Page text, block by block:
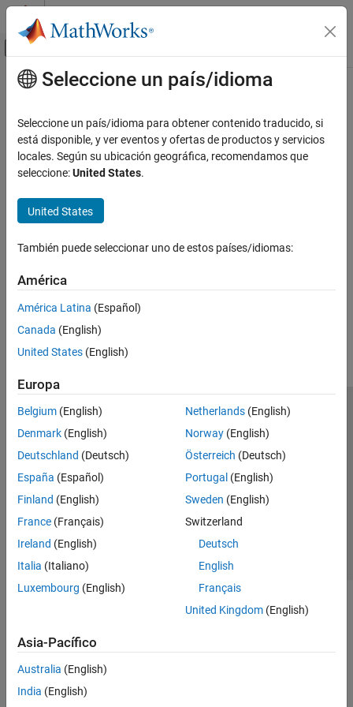
Saltar al contenido
Mostrar/ocultar menú de navegación
Inicio de Documentación
Contenido principal
How useful was this information?
Seleccione un país/idioma
Seleccione un país/idioma para obtener contenido traducido, si
está disponible, y ver eventos y ofertas de productos y servicios
locales. Según su ubicación geográfica, recomendamos que
seleccione:United States.
United States
También puede seleccionar uno de estos países/idiomas:
América
América Latina (Español)
Canada (English)
United States (English)
Europa
Belgium (English)
Denmark (English)
Deutschland (Deutsch)
España (Español)
Finland (English)
France (Français)
Ireland (English)
Italia (Italiano)
Luxembourg (English)
Netherlands(English)
Norway(English)
Österreich (Deutsch)
Portugal (English)
Sweden (English)
Switzerland
Deutsch
English
Français
United Kingdom(English)
Asia-Pacífico
Australia (English)
India (English)
Centro de confianza
Marcas comerciales
Política de privacidad
Antipiratería
Estado de las aplicaciones
Información de contacto
© 1994-2026 The MathWorks, Inc.